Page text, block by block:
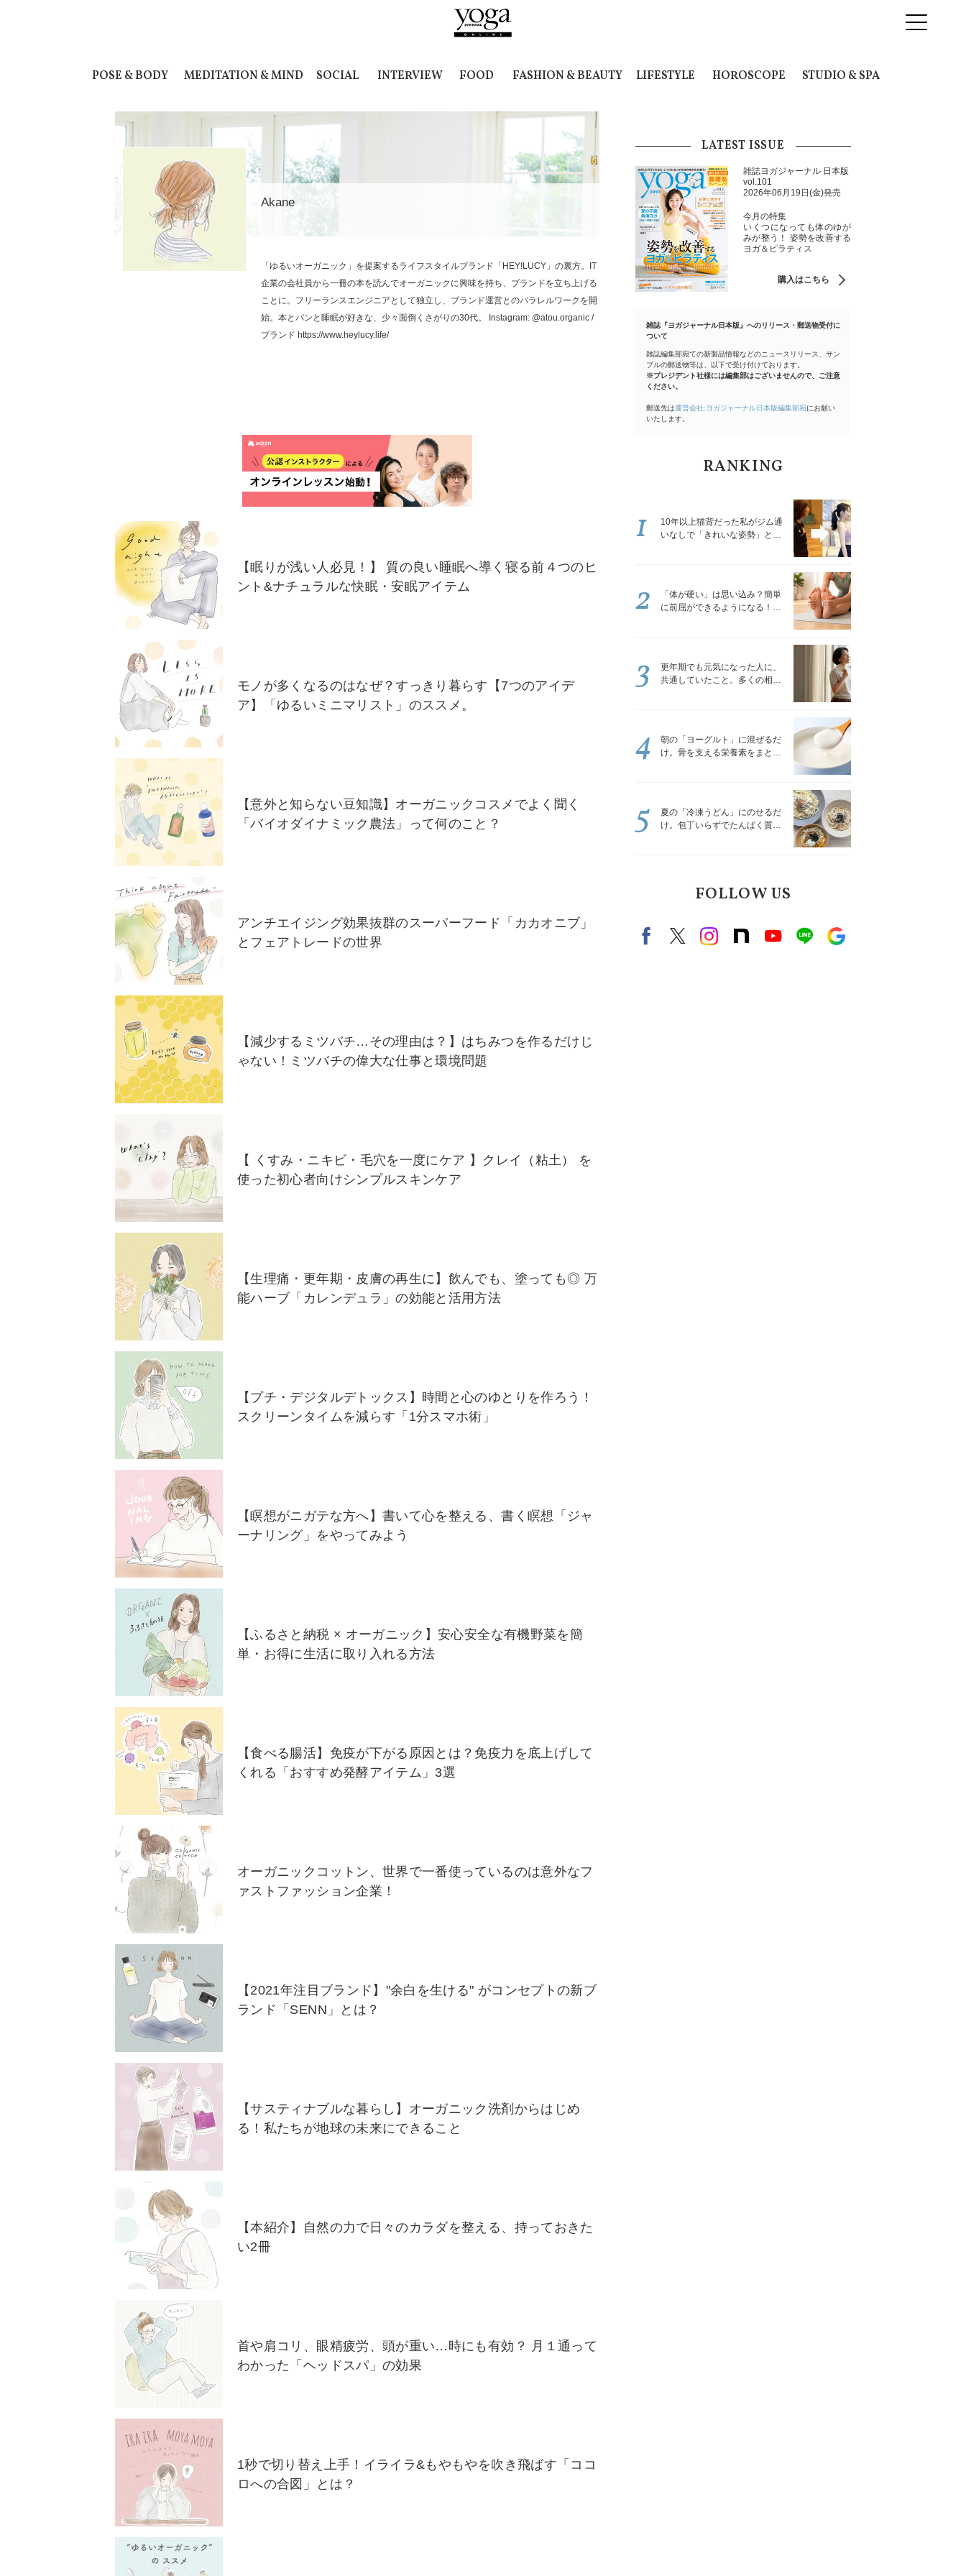
POSE & BODY MEDITATION & MIND SOCIAL INTERVIEW FOOD FASHION & BEAUTY LIFESTYLE HOROSCOPE STUDIO & SPA
Akane
「ゆるいオーガニック」を提案するライフスタイルブランド「HEY!LUCY」の裏方。IT
企業の会社員から一冊の本を読んでオーガニックに興味を持ち、ブランドを立ち上げる
ことに。フリーランスエンジニアとして独立し、ブランド運営とのパラレルワークを開
始。本とパンと睡眠が好きな、少々面倒くさがりの30代。 Instagram: @atou.organic /
ブランド https://www.heylucy.life/
【眠りが浅い人必見！】 質の良い睡眠へ導く寝る前４つのヒ
ント&ナチュラルな快眠・安眠アイテム
モノが多くなるのはなぜ？すっきり暮らす【7つのアイデ
ア】「ゆるいミニマリスト」のススメ。
【意外と知らない豆知識】オーガニックコスメでよく聞く
「バイオダイナミック農法」って何のこと？
アンチエイジング効果抜群のスーパーフード「カカオニブ」
とフェアトレードの世界
【減少するミツバチ…その理由は？】はちみつを作るだけじ
ゃない！ミツバチの偉大な仕事と環境問題
【 くすみ・ニキビ・毛穴を一度にケア 】クレイ（粘土） を
使った初心者向けシンプルスキンケア
【生理痛・更年期・皮膚の再生に】飲んでも、塗っても◎ 万
能ハーブ「カレンデュラ」の効能と活用方法
【プチ・デジタルデトックス】時間と心のゆとりを作ろう！
スクリーンタイムを減らす「1分スマホ術」
【瞑想がニガテな方へ】書いて心を整える、書く瞑想「ジャ
ーナリング」をやってみよう
【ふるさと納税 × オーガニック】安心安全な有機野菜を簡
単・お得に生活に取り入れる方法
【食べる腸活】免疫が下がる原因とは？免疫力を底上げして
くれる「おすすめ発酵アイテム」3選
オーガニックコットン、世界で一番使っているのは意外なフ
ァストファッション企業！
【2021年注目ブランド】"余白を生ける" がコンセプトの新ブ
ランド「SENN」とは？
【サスティナブルな暮らし】オーガニック洗剤からはじめ
る！私たちが地球の未来にできること
【本紹介】自然の力で日々のカラダを整える、持っておきた
い2冊
首や肩コリ、眼精疲労、頭が重い…時にも有効？ 月１通って
わかった「ヘッドスパ」の効果
1秒で切り替え上手！イライラ&もやもやを吹き飛ばす「ココ
ロへの合図」とは？
LATEST ISSUE
雑誌ヨガジャーナル 日本版
vol.101
2026年06月19日(金)発売
今月の特集
いくつになっても体のゆが
みが整う！ 姿勢を改善する
ヨガ＆ピラティス
購入はこちら
雑誌『ヨガジャーナル日本版』へのリリース・郵送物受付に
ついて
雑誌編集部宛ての新製品情報などのニュースリリース、サン
プルの郵送物等は、以下で受け付けております。
※プレジデント社様には編集部はございませんので、ご注意
ください。
郵送先は運営会社:ヨガジャーナル日本版編集部宛にお願い
いたします。
RANKING
10年以上猫背だった私がジム通
いなしで「きれいな姿勢」と褒
1
「体が硬い」は思い込み？簡単
に前屈ができるようになる！腿
2
更年期でも元気になった人に、
共通していたこと。多くの相談
3
朝の「ヨーグルト」に混ぜるだ
け。骨を支える栄養素をまとめ
4
夏の「冷凍うどん」にのせるだ
け。包丁いらずでたんぱく質を
5
FOLLOW US
FacebookX（旧twitter）
instagram
note Youtubeline